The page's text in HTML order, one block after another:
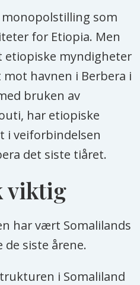
som
for Etiopia. Men
etiopiske myndigheter
havnen i Berbera i
bruken av
har etiopiske
i veiforbindelsen
det siste tiåret.
viktig
har vært Somalilands
siste årene.
i Somaliland